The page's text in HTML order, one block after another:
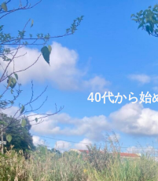
40代から始